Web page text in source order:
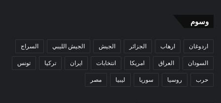
وسوم
اردوغان ارهاب الجزائر الجيش الجيش الليبي السراج
السودان العراق امريكا انتخابات ايران تركيا تونس
حرب روسيا سوريا ليبيا مصر